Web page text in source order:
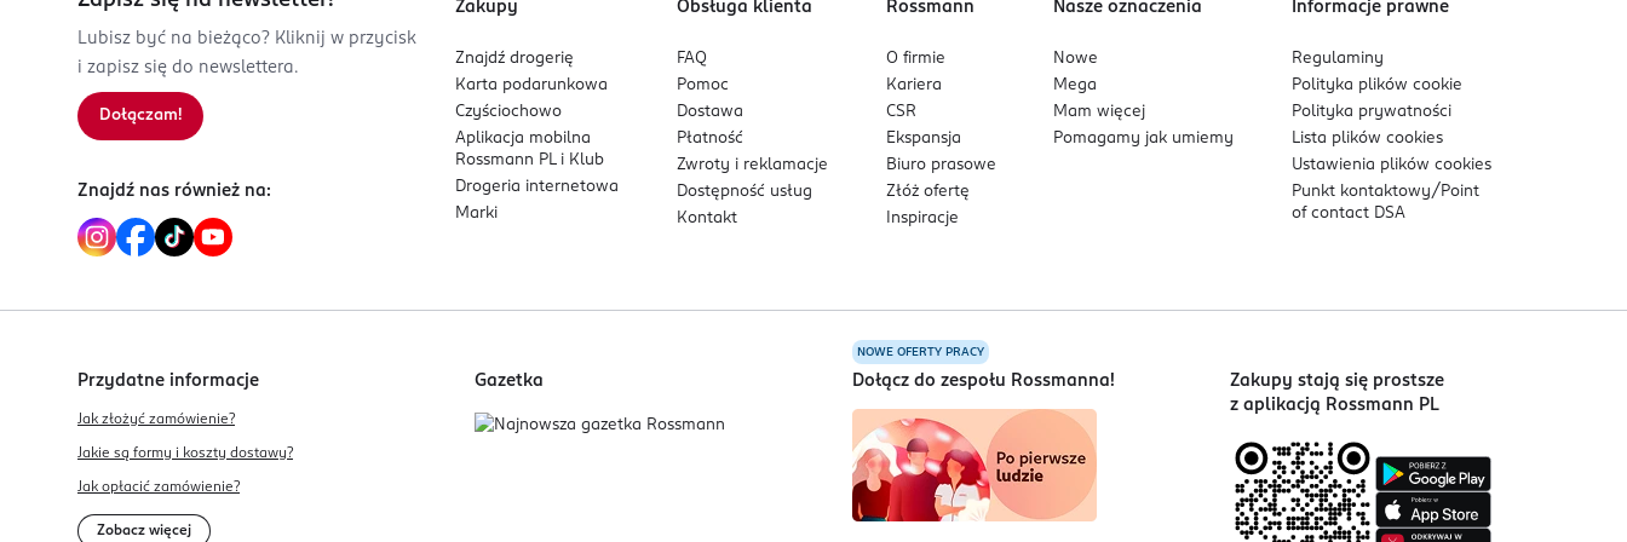
Lubisz być na bieżąco? Kliknij w przycisk
i zapisz się do newslettera.
Dołączam!
Znajdź nas również na:
Zakupy
Znajdź drogerię
Karta podarunkowa
Czyściochowo
Aplikacja mobilna
Rossmann PL i Klub
Drogeria internetowa
Marki
Obsługa klienta
FAQ
Pomoc
Dostawa
Płatność
Zwroty i reklamacje
Dostępność usług
Kontakt
Rossmann
O firmie
Kariera
CSR
Ekspansja
Biuro prasowe
Złóż ofertę
Inspiracje
Nasze oznaczenia
Nowe
Mega
Mam więcej
Pomagamy jak umiemy
Informacje prawne
Regulaminy
Polityka plikówcookie
Polityka prywatności
Lista plikówcookies
Ustawienia plikówcookies
Punkt kontaktowy/ Point
of contact DSA
Przydatne informacje
Jak złożyć zamówienie?
Jakie są formy i koszty dostawy?
Jak opłacić zamówienie?
Zobacz więcej
Gazetka
NOWE OFERTY PRACY
Dołącz do zespołu Rossmanna!
Zakupy stają się prostsze
z aplikacją Rossmann PL